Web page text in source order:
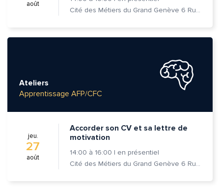
août
Cité des Métiers du Grand Genève 6 Rue Prévost-Martin 1205 Genève
Ateliers
Apprentissage AFP/CFC
jeu.
27
août
Accorder son CV et sa lettre de
motivation
14:00 à 16:00 | en présentiel
Cité des Métiers du Grand Genève 6 Rue Prévost-Martin 1205 Genève